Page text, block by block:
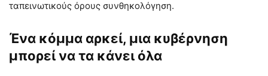
ταπεινωτικούς όρους συνθηκολόγηση.
Ένα κόμμα αρκεί, μια κυβέρνηση
μπορεί να τα κάνει όλα